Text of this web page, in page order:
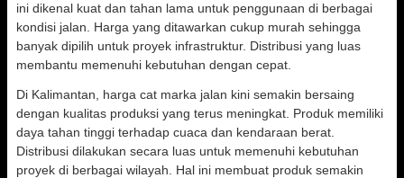
ini dikenal kuat dan tahan lama untuk penggunaan di berbagai
kondisi jalan. Harga yang ditawarkan cukup murah sehingga
banyak dipilih untuk proyek infrastruktur. Distribusi yang luas
membantu memenuhi kebutuhan dengan cepat.
Di Kalimantan, harga cat marka jalan kini semakin bersaing
dengan kualitas produksi yang terus meningkat. Produk memiliki
daya tahan tinggi terhadap cuaca dan kendaraan berat.
Distribusi dilakukan secara luas untuk memenuhi kebutuhan
proyek di berbagai wilayah. Hal ini membuat produk semakin